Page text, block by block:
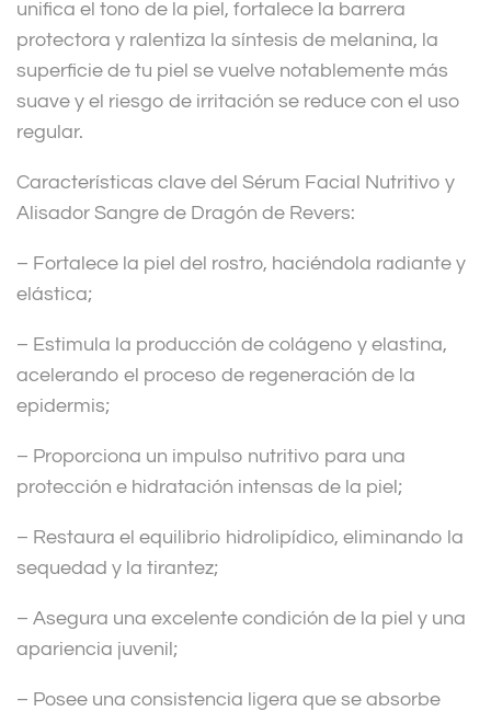
unifica el tono de la piel, fortalece la barrera
protectora y ralentiza la síntesis de melanina, la
superficie de tu piel se vuelve notablemente más
suave y el riesgo de irritación se reduce con el uso
regular.
Características clave del Sérum Facial Nutritivo y
Alisador Sangre de Dragón de Revers:
– Fortalece la piel del rostro, haciéndola radiante y
elástica;
– Estimula la producción de colágeno y elastina,
acelerando el proceso de regeneración de la
epidermis;
– Proporciona un impulso nutritivo para una
protección e hidratación intensas de la piel;
– Restaura el equilibrio hidrolipídico, eliminando la
sequedad y la tirantez;
– Asegura una excelente condición de la piel y una
apariencia juvenil;
– Posee una consistencia ligera que se absorbe